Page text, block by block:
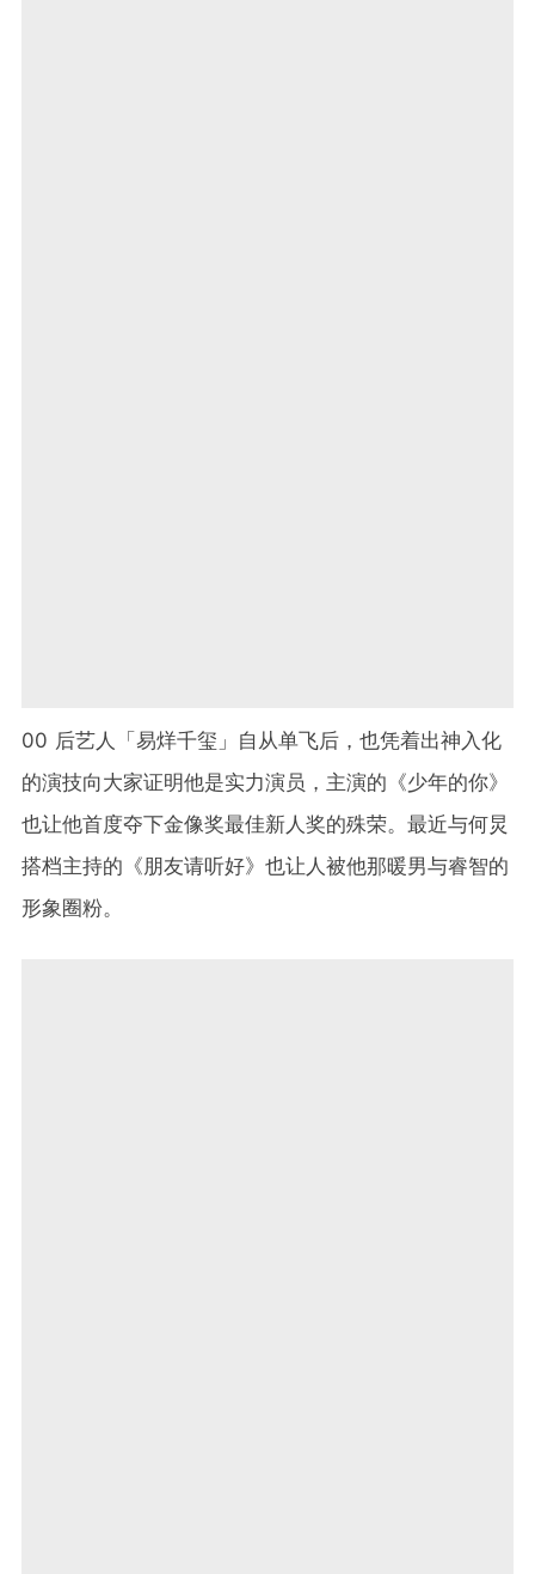
00 后艺人「易烊千玺」自从单飞后，也凭着出神入化
的演技向大家证明他是实力演员，主演的《少年的你》
也让他首度夺下金像奖最佳新人奖的殊荣。最近与何炅
搭档主持的《朋友请听好》也让人被他那暖男与睿智的
形象圈粉。